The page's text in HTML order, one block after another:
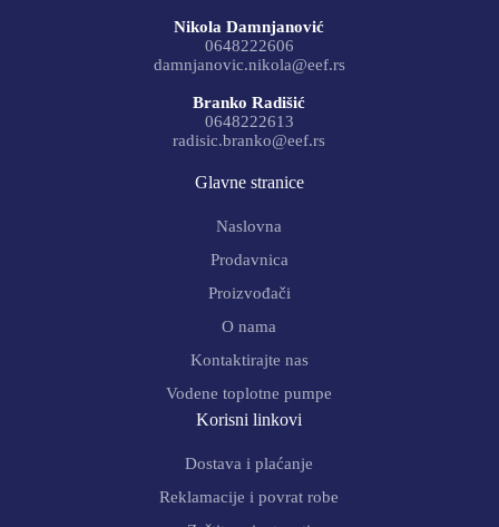
Nikola Damnjanović
0648222606
damnjanovic.nikola@eef.rs
Branko Radišić
0648222613
radisic.branko@eef.rs
Glavne stranice
Naslovna
Prodavnica
Proizvođači
O nama
Kontaktirajte nas
Vodene toplotne pumpe
Korisni linkovi
Dostava i plaćanje
Reklamacije i povrat robe